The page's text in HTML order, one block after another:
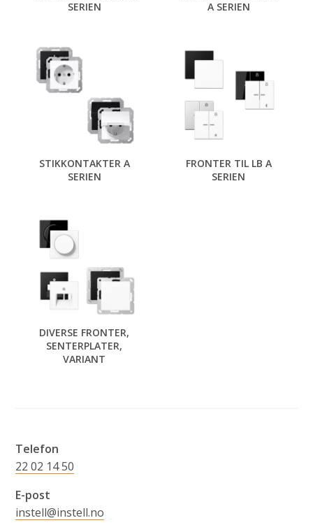
SERIEN
A SERIEN
STIKKONTAKTER A
SERIEN
FRONTER TIL LB A
SERIEN
DIVERSE FRONTER,
SENTERPLATER,
VARIANT
Telefon
22 02 14 50
E-post
instell@instell.no